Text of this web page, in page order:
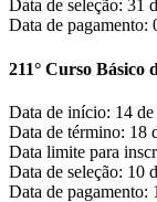
Data de seleção: 31
Data de pagamento:
211° Curso Básico
Data de início: 14 de
Data de término: 18
Data limite para
Data de seleção: 10
Data de pagamento: